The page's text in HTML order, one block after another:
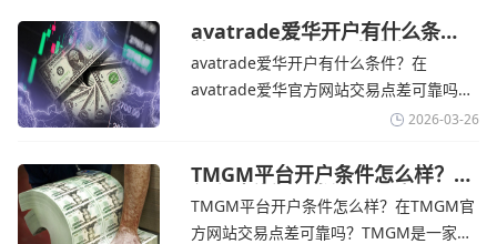
TMGM官网交易资讯了解，伊朗外交部长
表示，尽管德黑兰高级官员正在审查美国
结束战争的提议
avatrade爱华开户有什么条
件？亚洲市场交易喜忧参半-
avatrade爱华官网
avatrade爱华开户有什么条件？在
avatrade爱华官方网站交易点差可靠吗？‌‌‌
avatrade爱华平台的新手可以用很小的成
标准的MT4、MT5，以及自研的
AvaTradeGO和AvaOptions。通过
avatrade爱华官网交易资讯了解，据伊朗
2026-03-26
TMGM平台开户条件怎么样？美
伊和谈传闻引发油价暴跌-
TMGM官网
TMGM平台开户条件怎么样？在TMGM官
方网站交易点差可靠吗？‌‌‌TMGM是一家交